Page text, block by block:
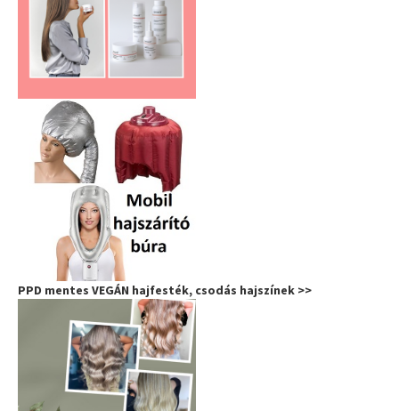
PPD mentes VEGÁN hajfesték, csodás hajszínek >>